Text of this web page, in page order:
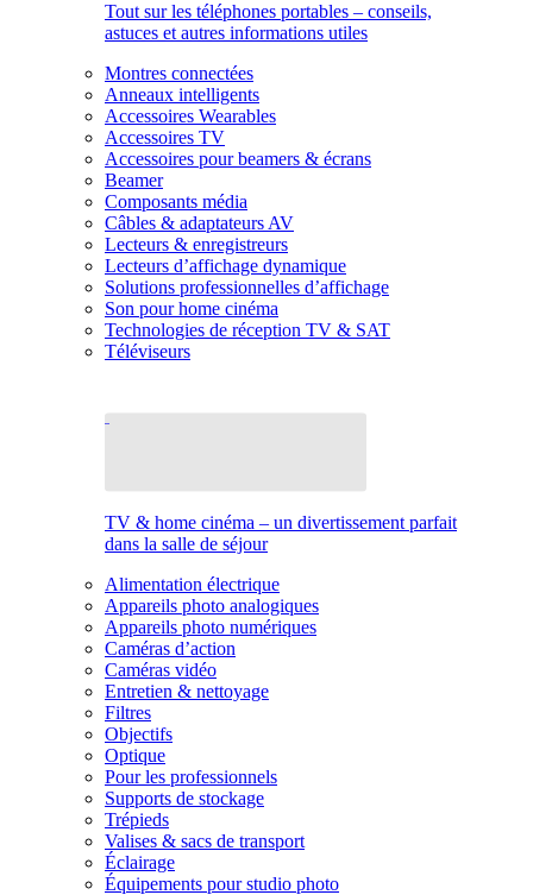
Tout sur les téléphones portables – conseils,
astuces et autres informations utiles
Montres connectées
Anneaux intelligents
Accessoires Wearables
Accessoires TV
Accessoires pour beamers & écrans
Beamer
Composants média
Câbles & adaptateurs AV
Lecteurs & enregistreurs
Lecteurs d’affichage dynamique
Solutions professionnelles d’affichage
Son pour home cinéma
Technologies de réception TV & SAT
Téléviseurs
TV & home cinéma – un divertissement parfait
dans la salle de séjour
Alimentation électrique
Appareils photo analogiques
Appareils photo numériques
Caméras d’action
Caméras vidéo
Entretien & nettoyage
Filtres
Objectifs
Optique
Pour les professionnels
Supports de stockage
Trépieds
Valises & sacs de transport
Éclairage
Équipements pour studio photo